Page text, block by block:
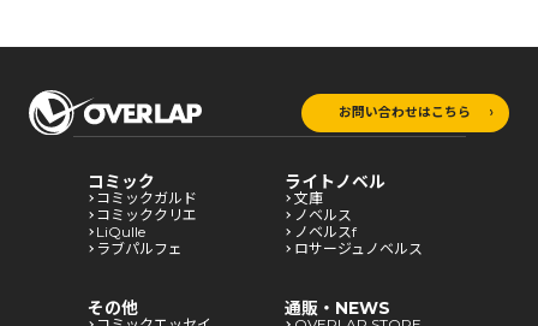
お問い合わせはこちら
コミック
コミックガルド
コミッククリエ
LiQulle
ラブパルフェ
ライトノベル
文庫
ノベルス
ノベルスf
ロサージュノベルス
その他 通販・NEWS